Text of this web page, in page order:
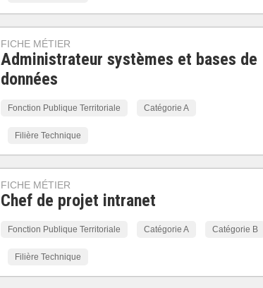
FICHE MÉTIER
Administrateur systèmes et bases de
données
Fonction Publique Territoriale Catégorie A
Filière Technique
FICHE MÉTIER
Chef de projet intranet
Fonction Publique Territoriale Catégorie A Catégorie B
Filière Technique